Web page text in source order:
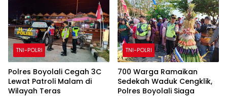
Juta
TNI-POLRI
Polres Boyolali Cegah 3C
Lewat Patroli Malam di
Wilayah Teras
TNI-POLRI
700 Warga Ramaikan
Sedekah Waduk Cengklik,
Polres Boyolali Siaga